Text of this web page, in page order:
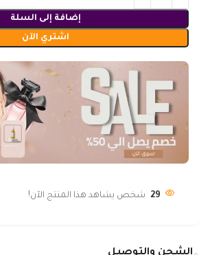
إضافة إلى السلة
اشتري الآن
29 شخص يشاهد هذا المنتج الآن!